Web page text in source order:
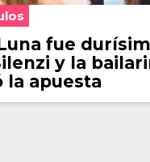
fue
y la
la apuesta